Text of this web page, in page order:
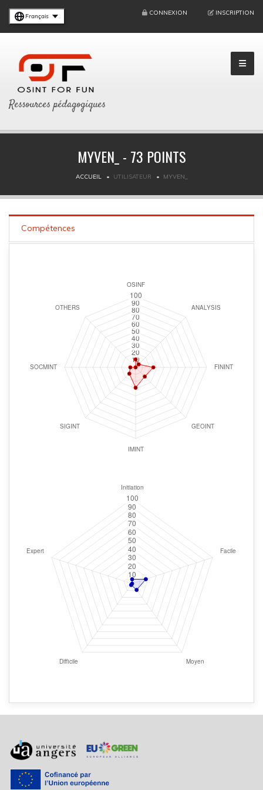
Français CONNEXION INSCRIPTION
Ressources pédagogiques
MYVEN_ - 73 POINTS
ACCUEIL UTILISATEUR MYVEN_
Compétences